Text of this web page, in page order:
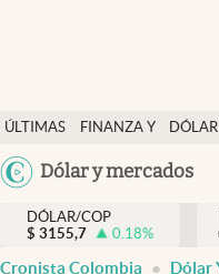
ÚLTIMAS
NOTICIAS
FINANZA Y
Dólar y mercados
Salud y nutrición
Vida espiritual
Actualidad
DÓLAR/COP
$ 3155,7 0.18%
Cronista Colombia Dólar